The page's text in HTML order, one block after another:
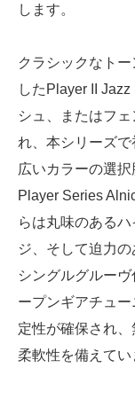
します。
クラシックなト
したPlayer II
シュ、またはフ
れ、本シリーズ
広いカラーの選択
Player Series
らは丸味のある
ジ、そして迫力の
シングルグルー
ープンギアチュ
定性が確保され
柔軟性を備えてい